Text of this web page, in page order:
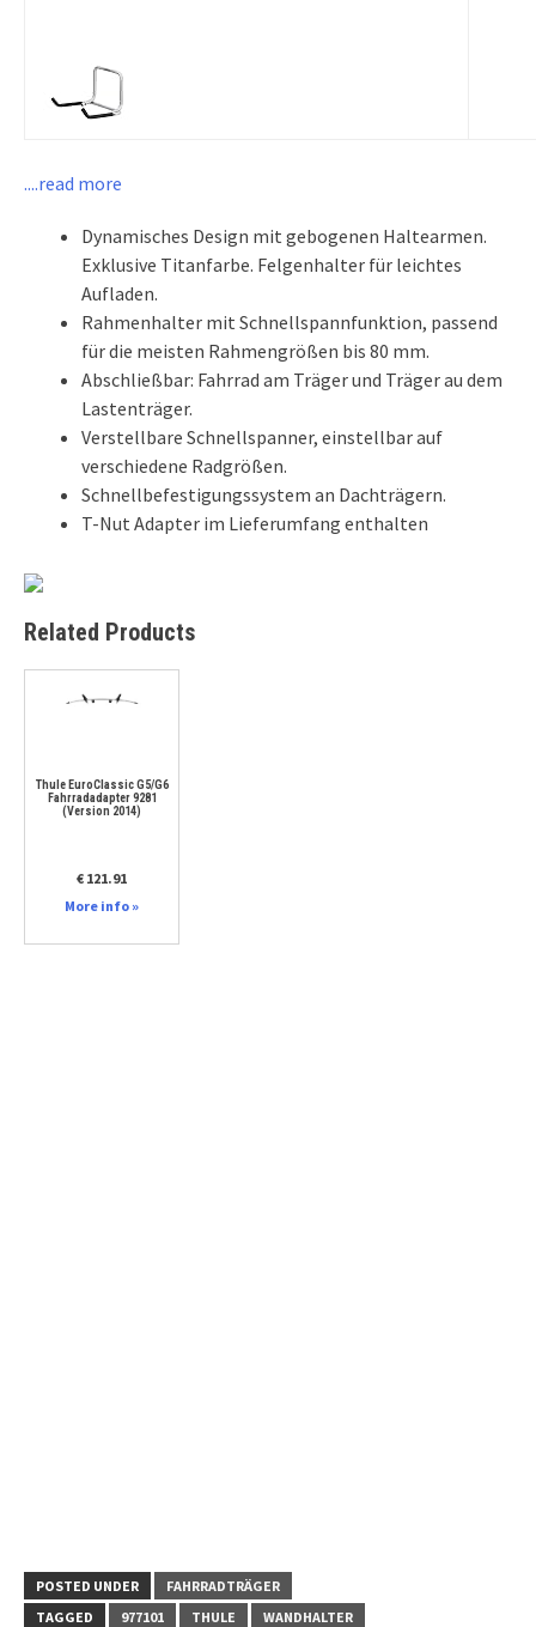
....read more
Dynamisches Design mit gebogenen Haltearmen.
Exklusive Titanfarbe. Felgenhalter für leichtes
Aufladen.
Rahmenhalter mit Schnellspannfunktion, passend
für die meisten Rahmengrößen bis 80 mm.
Abschließbar: Fahrrad am Träger und Träger au dem
Lastenträger.
Verstellbare Schnellspanner, einstellbar auf
verschiedene Radgrößen.
Schnellbefestigungssystem an Dachträgern.
T-Nut Adapter im Lieferumfang enthalten
Related Products
Thule EuroClassic G5/G6
Fahrradadapter 9281
(Version 2014)
€ 121.91
More info »
POSTED UNDER
FAHRRADTRÄGER
TAGGED
977101 THULE WANDHALTER